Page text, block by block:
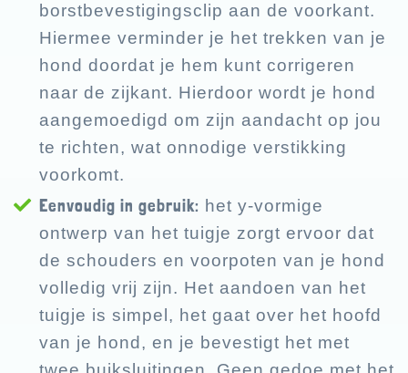
borstbevestigingsclip aan de voorkant.
Hiermee verminder je het trekken van je
hond doordat je hem kunt corrigeren
naar de zijkant. Hierdoor wordt je hond
aangemoedigd om zijn aandacht op jou
te richten, wat onnodige verstikking
voorkomt.
Eenvoudig in gebruik: het y-vormige
ontwerp van het tuigje zorgt ervoor dat
de schouders en voorpoten van je hond
volledig vrij zijn. Het aandoen van het
tuigje is simpel, het gaat over het hoofd
van je hond, en je bevestigt het met